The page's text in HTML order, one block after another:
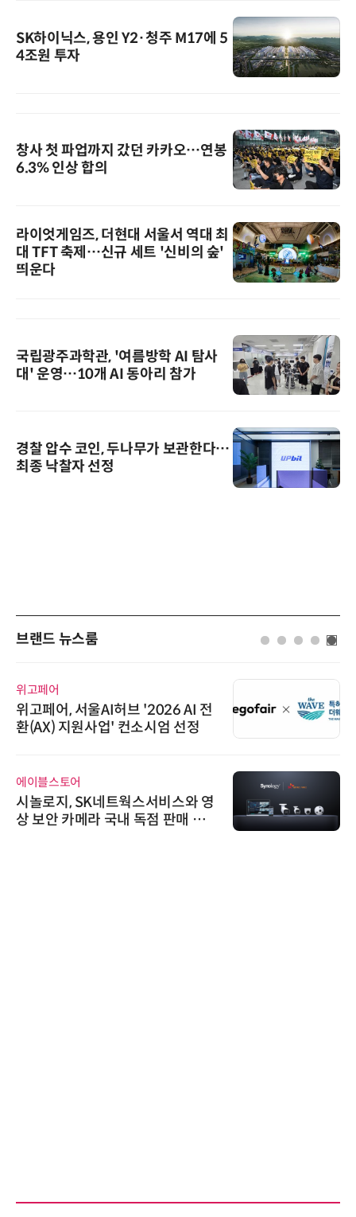
SK하이닉스, 용인 Y2·청주 M17에 5
4조원 투자
창사 첫 파업까지 갔던 카카오…연봉
6.3% 인상 합의
라이엇게임즈, 더현대 서울서 역대 최
대 TFT 축제…신규 세트 '신비의 숲'
띄운다
국립광주과학관, '여름방학 AI 탐사
대' 운영…10개 AI 동아리 참가
경찰 압수 코인, 두나무가 보관한다…
최종 낙찰자 선정
브랜드 뉴스룸
위고페어
위고페어, 서울AI허브 '2026 AI 전
환(AX) 지원사업' 컨소시엄 선정
에이블스토어
시놀로지, SK네트웍스서비스와 영
상 보안 카메라 국내 독점 판매 파